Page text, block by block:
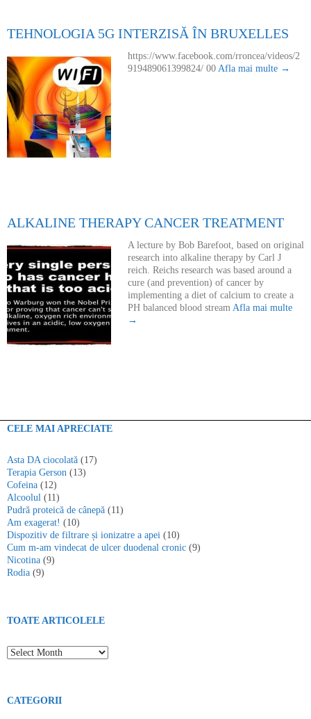
TEHNOLOGIA 5G INTERZISĂ ÎN BRUXELLES
https://www.facebook.com/rroncea/videos/2
919489061399824/ 00 Afla mai multe →
ALKALINE THERAPY CANCER TREATMENT
A lecture by Bob Barefoot, based on original
research into alkaline therapy by Carl J
reich. Reichs research was based around a
cure (and prevention) of cancer by
implementing a diet of calcium to create a
PH balanced blood stream Afla mai multe
→
CELE MAI APRECIATE
Asta DA ciocolată (17)
Terapia Gerson (13)
Cofeina (12)
Alcoolul (11)
Pudră proteică de cânepă (11)
Am exagerat! (10)
Dispozitiv de filtrare și ionizatre a apei (10)
Cum m-am vindecat de ulcer duodenal cronic (9)
Nicotina (9)
Rodia (9)
TOATE ARTICOLELE
Toate articolele
CATEGORII